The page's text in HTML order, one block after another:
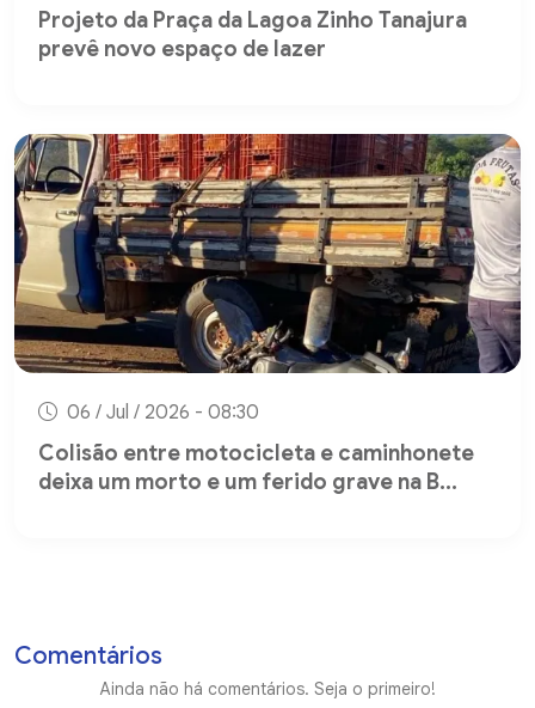
Projeto da Praça da Lagoa Zinho Tanajura
prevê novo espaço de lazer
06 / Jul / 2026 - 08:30
Colisão entre motocicleta e caminhonete
deixa um morto e um ferido grave na B...
Comentários
Ainda não há comentários. Seja o primeiro!